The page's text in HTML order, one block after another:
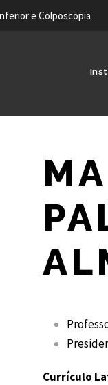
e Colposcopia
Currículo